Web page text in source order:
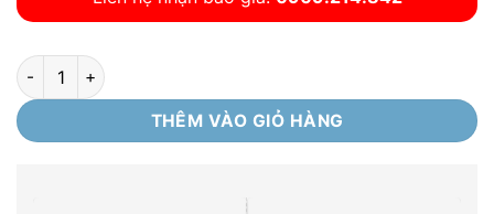
Nồi hâm buffet CN DCL817L số lượng
THÊM VÀO GIỎ HÀNG